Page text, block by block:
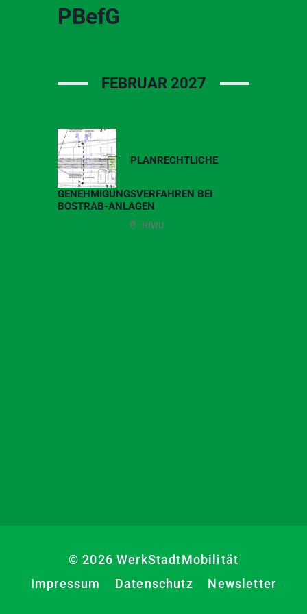
PBefG
FEBRUAR 2027
PLANRECHTLICHE
GENEHMIGUNGSVERFAHREN BEI
BOSTRAB-ANLAGEN
HfWU
© 2026 WerkStadtMobilität
Impressum
Datenschutz Newsletter